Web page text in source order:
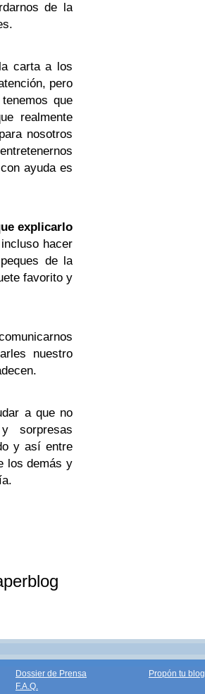
de la
carta a los
pero
que
realmente
nosotros
ayuda es
explicarlo
hacer
de la
favorito y
nuestro
a que no
sorpresas
y así entre
los demás y
Dossier de Prensa
F.A.Q.
Propón tu blog